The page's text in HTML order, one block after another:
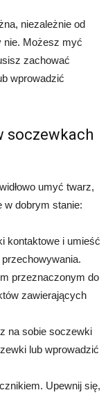
niezależnie od
nie. Możesz myć
zachować
wprowadzić
soczewkach
umyć twarz,
dobrym stanie:
kontaktowe i umieść
przeznaczonym do
zawierających
na sobie soczewki
lub wprowadzić
Upewnij się,